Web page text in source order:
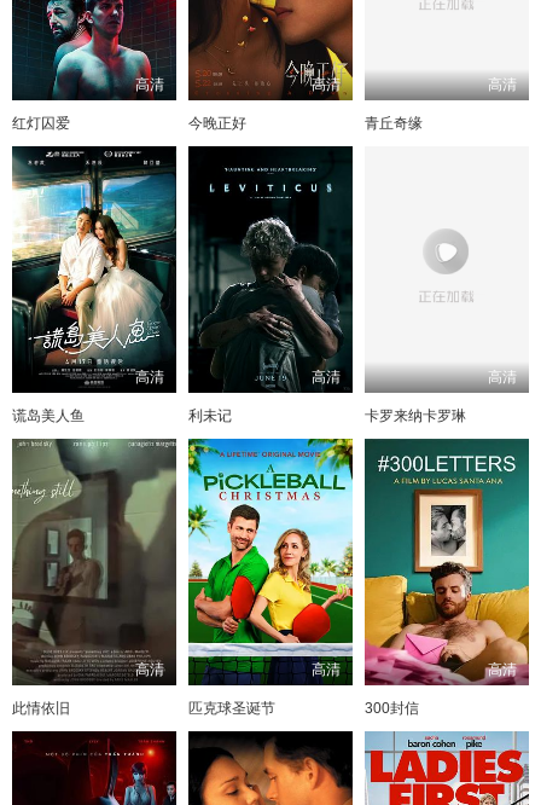
高清
红灯囚爱
高清
今晚正好
高清
青丘奇缘
高清
谎岛美人鱼
高清
利未记
高清
卡罗来纳卡罗琳
高清
此情依旧
高清
匹克球圣诞节
高清
300封信